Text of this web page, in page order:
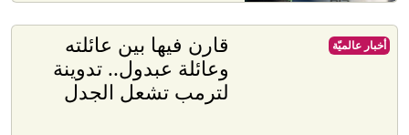
قارن فيها بين عائلته
وعائلة عبدول.. تدوينة
لترمب تشعل الجدل
أخبار عالميّة